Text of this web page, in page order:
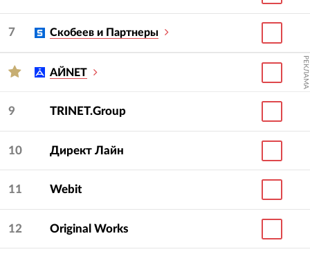
7 Скобеев и Партнеры
АЙNET РЕКЛАМА
9 TRINET.Group
10 Директ Лайн
11 Webit
12 Original Works